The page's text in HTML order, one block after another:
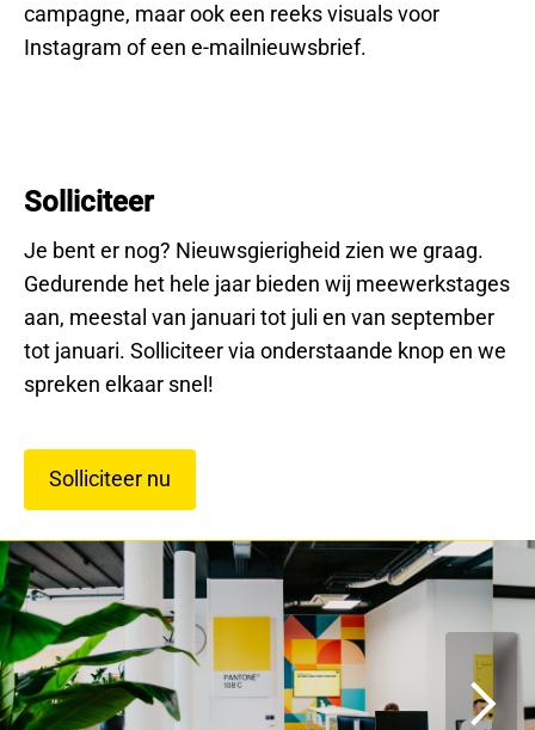
campagne, maar ook een reeks visuals voor
Instagram of een e-mailnieuwsbrief.
Solliciteer
Je bent er nog? Nieuwsgierigheid zien we graag.
Gedurende het hele jaar bieden wij meewerkstages
aan, meestal van januari tot juli en van september
tot januari. Solliciteer via onderstaande knop en we
spreken elkaar snel!
Solliciteer nu